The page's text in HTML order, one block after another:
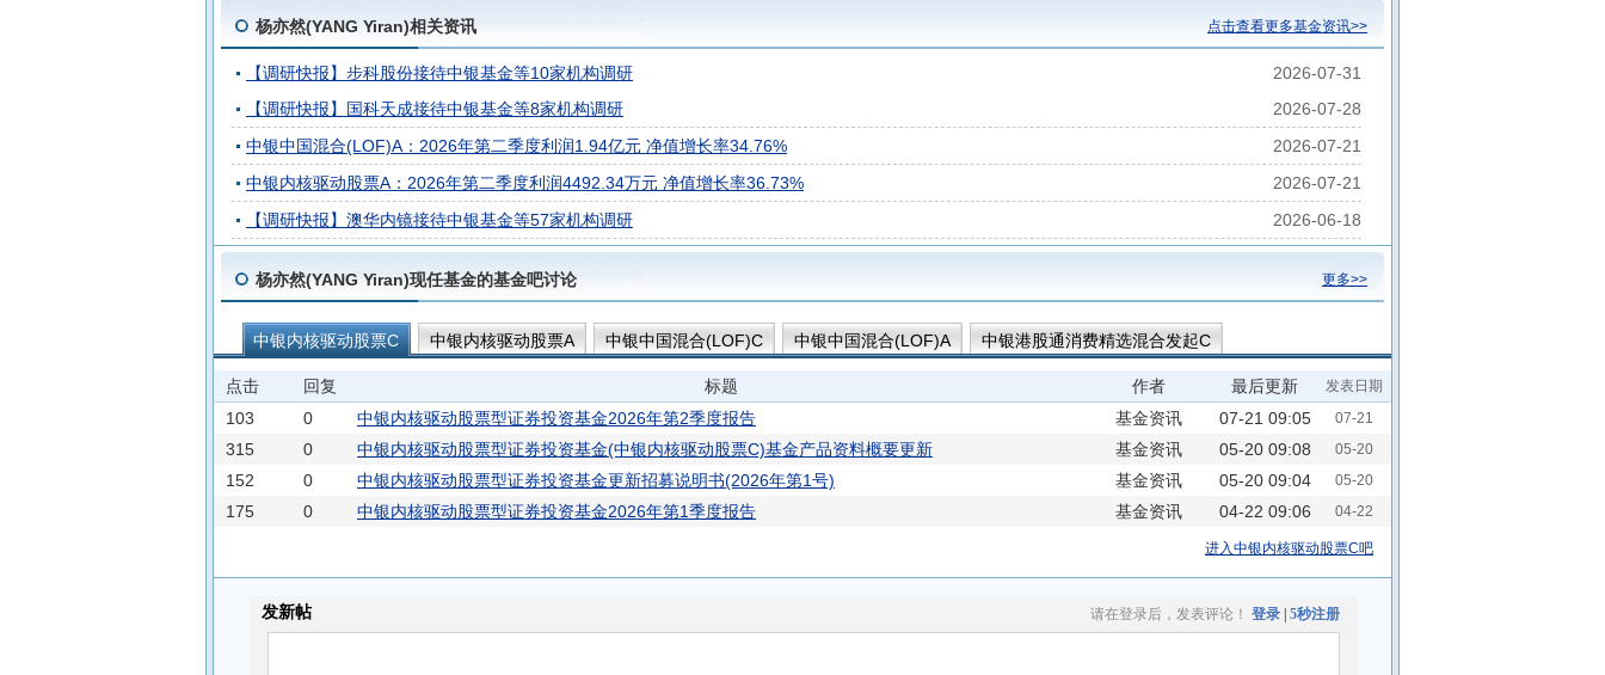
杨亦然(YANG Yiran)相关资讯 点击查看更多基金资讯>>
【调研快报】步科股份接待中银基金等10家机构调研
2026-07-31
【调研快报】国科天成接待中银基金等8家机构调研
2026-07-28
中银中国混合(LOF)A：2026年第二季度利润1.94亿元 净值增长率34.76%
2026-07-21
中银内核驱动股票A：2026年第二季度利润4492.34万元 净值增长率36.73%
2026-07-21
【调研快报】澳华内镜接待中银基金等57家机构调研
2026-06-18
杨亦然(YANG Yiran)现任基金的基金吧讨论 更多>>
中银内核驱动股票C 中银内核驱动股票A 中银中国混合(LOF)C 中银中国混合(LOF)A
中银港股通消费精选混合发起C
中银港股通消费精选混合发起A
点击 回复 标题 作者 最后更新 发表日期
103 0 中银内核驱动股票型证券投资基金2026年第2季度报告 基金资讯 07-21 09:05 07-21
315 0 中银内核驱动股票型证券投资基金(中银内核驱动股票C)基金产品资料概要更新 基金资讯 05-20 09:08 05-20
152 0 中银内核驱动股票型证券投资基金更新招募说明书(2026年第1号) 基金资讯 05-20 09:04 05-20
175 0 中银内核驱动股票型证券投资基金2026年第1季度报告 基金资讯 04-22 09:06 04-22
进入中银内核驱动股票C吧